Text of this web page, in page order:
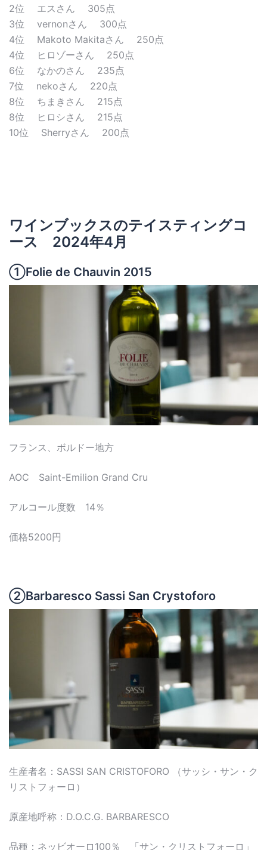
2位 エスさん 305点
3位 vernonさん 300点
4位 Makoto Makitaさん 250点
4位 ヒロゾーさん 250点
6位 なかのさん 235点
7位 nekoさん 220点
8位 ちまきさん 215点
8位 ヒロシさん 215点
10位 Sherryさん 200点
ワインブックスのテイスティングコ
ース 2024年4月
①Folie de Chauvin 2015
フランス、ボルドー地方
AOC Saint-Emilion Grand Cru
アルコール度数 14％
価格5200円
②Barbaresco Sassi San Crystoforo
生産者名：SASSI SAN CRISTOFORO （サッシ・サン・ク
リストフォーロ）
原産地呼称：D.O.C.G. BARBARESCO
品種：ネッビオーロ100％ 「サン・クリストフォーロ」